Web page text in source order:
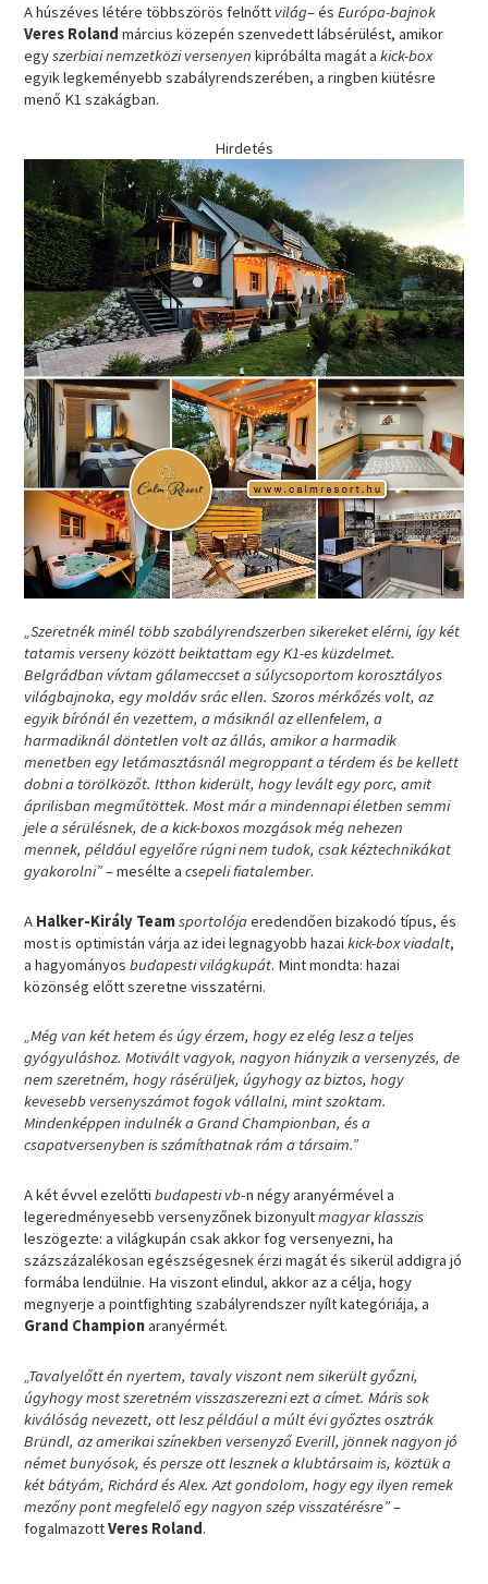
A húszéves létére többszörös felnőtt világ– ésEurópa-bajnok
Veres Roland március közepén szenvedett lábsérülést, amikor
egyszerbiai nemzetközi versenyen kipróbálta magát akick-box
egyik legkeményebb szabályrendszerében, a ringben kiütésre
menő K1 szakágban.
Hirdetés
„Szeretnék minél több szabályrendszerben sikereket elérni, így két
tatamis verseny között beiktattam egy K1-es küzdelmet.
Belgrádban vívtam gálameccset a súlycsoportom korosztályos
világbajnoka, egy moldáv srác ellen. Szoros mérkőzés volt, az
egyik bírónál én vezettem, a másiknál az ellenfelem, a
harmadiknál döntetlen volt az állás, amikor a harmadik
menetben egy letámasztásnál megroppant a térdem és be kellett
dobni a törölközőt. Itthon kiderült, hogy levált egy porc, amit
áprilisban megműtöttek. Most már a mindennapi életben semmi
jele a sérülésnek, de a kick-boxos mozgások még nehezen
mennek, például egyelőre rúgni nem tudok, csak kéztechnikákat
gyakorolni”– mesélte acsepeli fiatalember.
A Halker-Király Teamsportolójaeredendően bizakodó típus, és
most is optimistán várja az idei legnagyobb hazaikick-box viadalt,
a hagyományosbudapesti világkupát. Mint mondta: hazai
közönség előtt szeretne visszatérni.
„Még van két hetem és úgy érzem, hogy ez elég lesz a teljes
gyógyuláshoz. Motivált vagyok, nagyon hiányzik a versenyzés, de
nem szeretném, hogy rásérüljek, úgyhogy az biztos, hogy
kevesebb versenyszámot fogok vállalni, mint szoktam.
Mindenképpen indulnék a Grand Championban, és a
csapatversenyben is számíthatnak rám a társaim.”
A két évvel ezelőttibudapesti vb-n négy aranyérmével a
legeredményesebb versenyzőnek bizonyultmagyar klasszis
leszögezte: a világkupán csak akkor fog versenyezni, ha
százszázalékosan egészségesnek érzi magát és sikerül addigra jó
formába lendülnie. Ha viszont elindul, akkor az a célja, hogy
megnyerje a pointfighting szabályrendszer nyílt kategóriája, a
Grand Championaranyérmét.
„Tavalyelőtt én nyertem, tavaly viszont nem sikerült győzni,
úgyhogy most szeretném visszaszerezni ezt a címet. Máris sok
kiválóság nevezett, ott lesz például a múlt évi győztes osztrák
Bründl, az amerikai színekben versenyző Everill, jönnek nagyon jó
német bunyósok, és persze ott lesznek a klubtársaim is, köztük a
két bátyám, Richárd és Alex. Azt gondolom, hogy egy ilyen remek
mezőny pont megfelelő egy nagyon szép visszatérésre”–
fogalmazottVeres Roland.